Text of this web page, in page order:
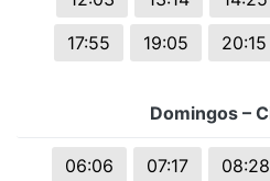
17:55
19:05 20:15
Domingos –
06:06 07:17 08:28